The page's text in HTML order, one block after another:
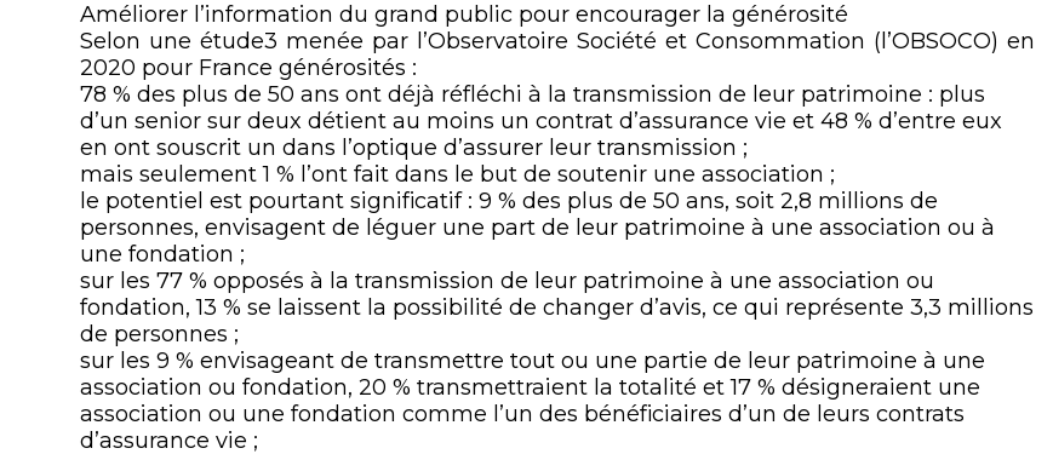
Améliorer l’information du grand public pour encourager la générosité
Selon une étude3 menée par l’Observatoire Société et Consommation (l’OBSOCO) en
2020 pour France générosités :
78 % des plus de 50 ans ont déjà réfléchi à la transmission de leur patrimoine : plus
d’un senior sur deux détient au moins un contrat d’assurance vie et 48 % d’entre eux
en ont souscrit un dans l’optique d’assurer leur transmission ;
mais seulement 1 % l’ont fait dans le but de soutenir une association ;
le potentiel est pourtant significatif : 9 % des plus de 50 ans, soit 2,8 millions de
personnes, envisagent de léguer une part de leur patrimoine à une association ou à
une fondation ;
sur les 77 % opposés à la transmission de leur patrimoine à une association ou
fondation, 13 % se laissent la possibilité de changer d’avis, ce qui représente 3,3 millions
de personnes ;
sur les 9 % envisageant de transmettre tout ou une partie de leur patrimoine à une
association ou fondation, 20 % transmettraient la totalité et 17 % désigneraient une
association ou une fondation comme l’un des bénéficiaires d’un de leurs contrats
d’assurance vie ;